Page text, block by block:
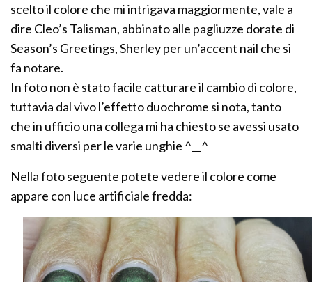
scelto il colore che mi intrigava maggiormente, vale a
dire Cleo’s Talisman, abbinato alle pagliuzze dorate di
Season’s Greetings, Sherley per un’accent nail che si
fa notare.
In foto non è stato facile catturare il cambio di colore,
tuttavia dal vivo l’effetto duochrome si nota, tanto
che in ufficio una collega mi ha chiesto se avessi usato
smalti diversi per le varie unghie ^__^
Nella foto seguente potete vedere il colore come
appare con luce artificiale fredda: